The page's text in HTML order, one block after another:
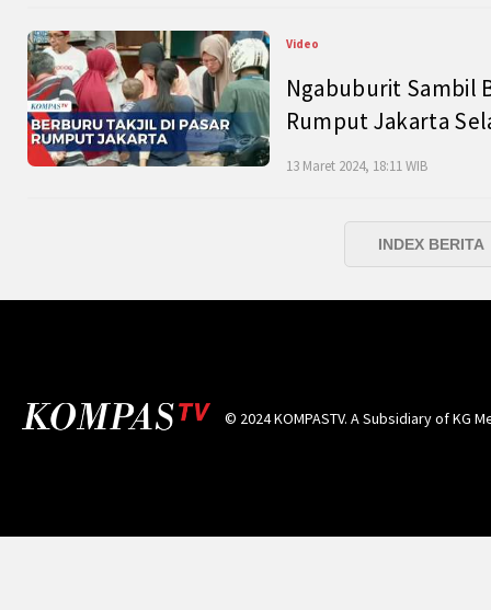
Video
Ngabuburit Sambil
Rumput Jakarta
13 Maret 2024, 18:11 WIB
INDEX BERITA
© 2024 KOMPASTV. A Subsidiary ofKG